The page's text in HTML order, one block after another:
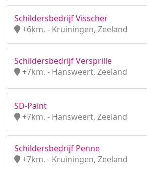
Schildersbedrijf Visscher
+6km. - Kruiningen, Zeeland
Schildersbedrijf Versprille
+7km. - Hansweert, Zeeland
SD-Paint
+7km. - Hansweert, Zeeland
Schildersbedrijf Penne
+7km. - Kruiningen, Zeeland